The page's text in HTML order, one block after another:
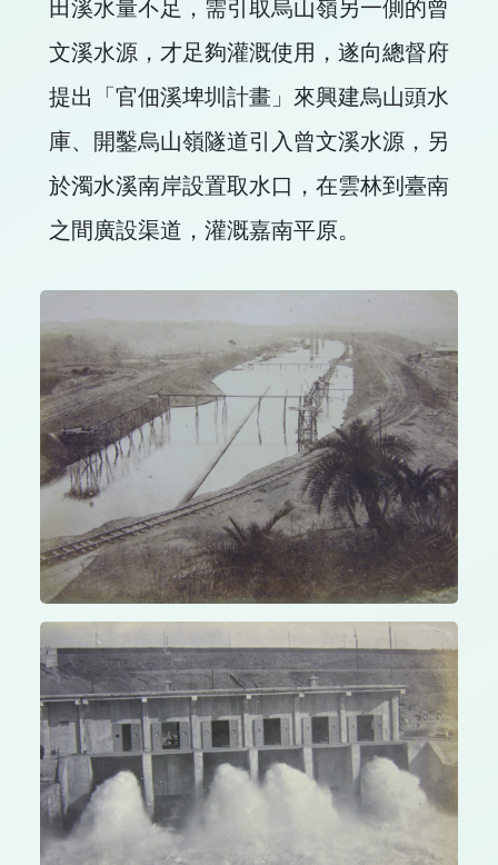
田溪水量不足，需引取烏山嶺另一側的曾
文溪水源，才足夠灌溉使用，遂向總督府
提出「官佃溪埤圳計畫」來興建烏山頭水
庫、開鑿烏山嶺隧道引入曾文溪水源，另
於濁水溪南岸設置取水口，在雲林到臺南
之間廣設渠道，灌溉嘉南平原。